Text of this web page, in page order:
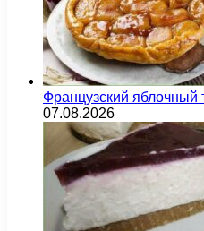
Французский яблочный
07.08.2026